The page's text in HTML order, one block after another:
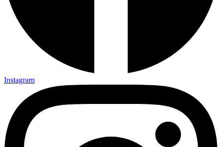
Instagram